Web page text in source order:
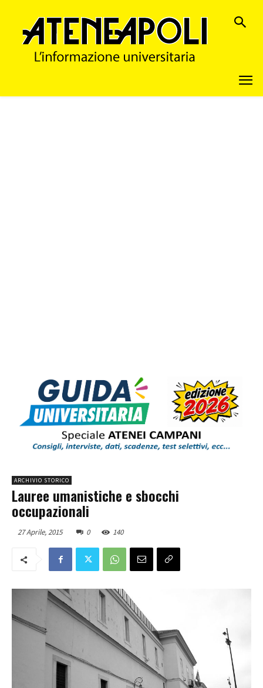
ARCHIVIO STORICO
Lauree umanistiche e sbocchi
occupazionali
27 Aprile, 2015 0 140